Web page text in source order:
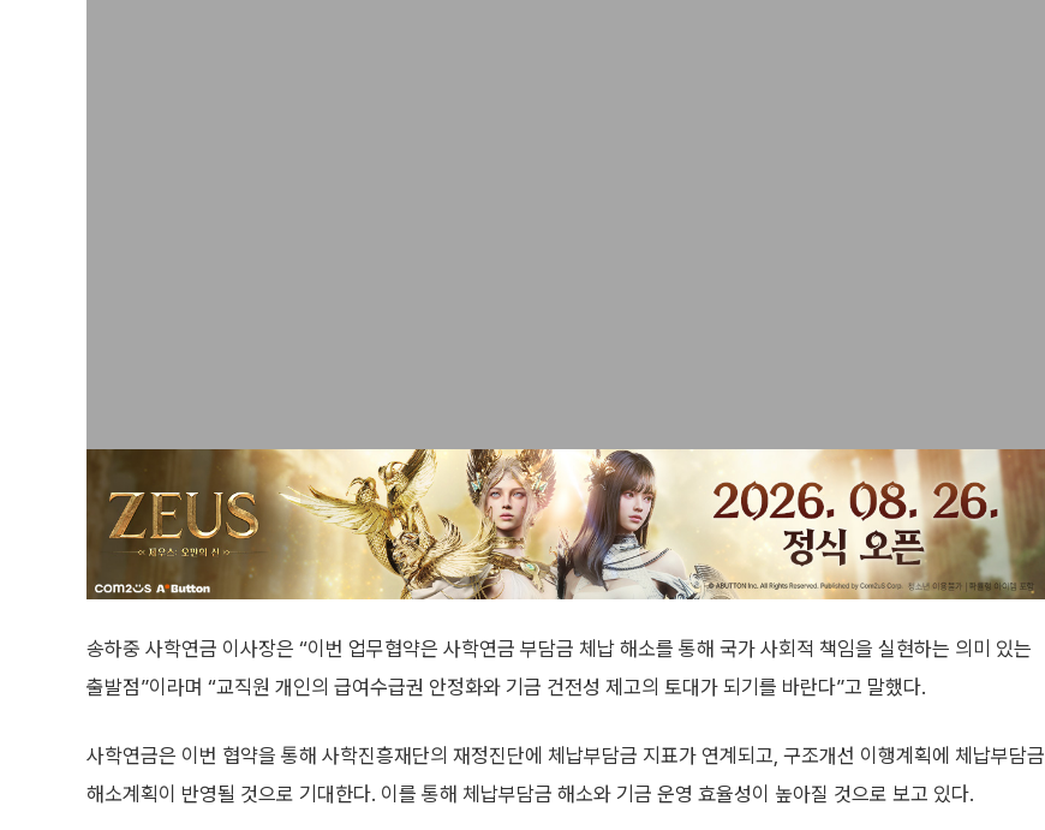
송하중 사학연금 이사장은 “이번 업무협약은 사학연금 부담금 체납 해소를 통해 국가 사회적 책임을 실현하는 의미 있는
출발점”이라며 “교직원 개인의 급여수급권 안정화와 기금 건전성 제고의 토대가 되기를 바란다”고 말했다.
사학연금은 이번 협약을 통해 사학진흥재단의 재정진단에 체납부담금 지표가 연계되고, 구조개선 이행계획에 체납부담금
해소계획이 반영될 것으로 기대한다. 이를 통해 체납부담금 해소와 기금 운영 효율성이 높아질 것으로 보고 있다.